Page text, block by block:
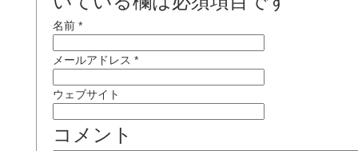
名前 *
メールアドレス *
ウェブサイト
コメント